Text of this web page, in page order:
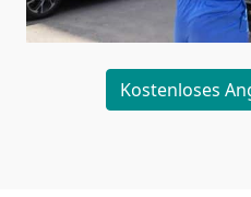
Kostenloses